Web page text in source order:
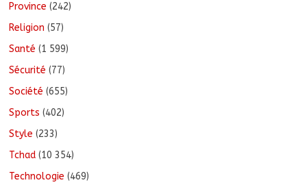
Province (242)
Religion (57)
Santé (1 599)
Sécurité (77)
Société (655)
Sports (402)
Style (233)
Tchad (10 354)
Technologie (469)